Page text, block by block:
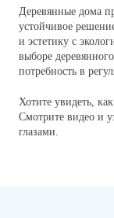
Деревянные дома
устойчивое
и эстетику с
выборе
потребность в
Хотите увидеть,
Смотрите видео и
глазами.